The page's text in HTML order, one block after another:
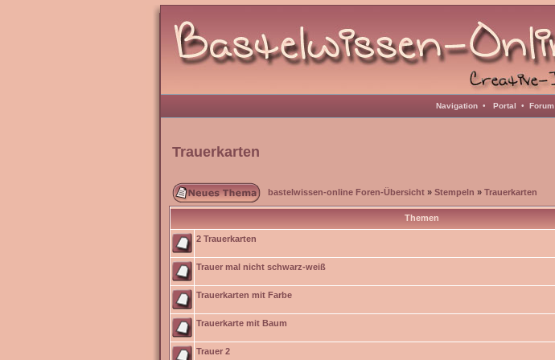
Navigation • Portal • Forum
Trauerkarten
bastelwissen-online Foren-Übersicht » Stempeln » Trauerkarten
Themen
2 Trauerkarten
Trauer mal nicht schwarz-weiß
Trauerkarten mit Farbe
Trauerkarte mit Baum
Trauer 2